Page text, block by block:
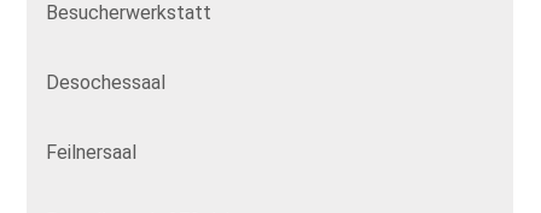
Besucherwerkstatt
Desochessaal
Feilnersaal